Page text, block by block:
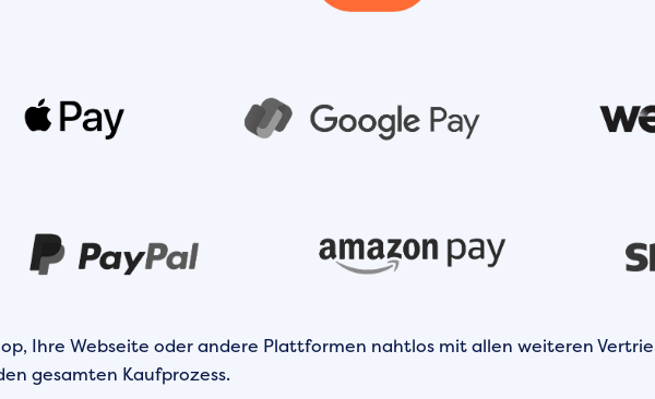
Ihre Webseite oder andere Plattformen nahtlos mit allen weiteren
gesamten Kaufprozess.